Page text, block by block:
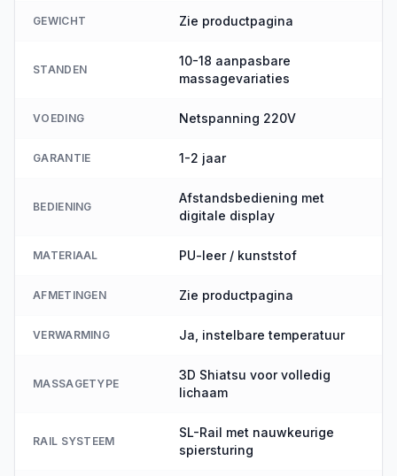
GEWICHT Zie productpagina
STANDEN
10-18 aanpasbare
massagevariaties
VOEDING Netspanning 220V
GARANTIE 1-2 jaar
BEDIENING
Afstandsbediening met
digitale display
MATERIAAL PU-leer / kunststof
AFMETINGEN Zie productpagina
VERWARMING Ja, instelbare temperatuur
MASSAGETYPE
3D Shiatsu voor volledig
lichaam
RAIL SYSTEEM
SL-Rail met nauwkeurige
spiersturing